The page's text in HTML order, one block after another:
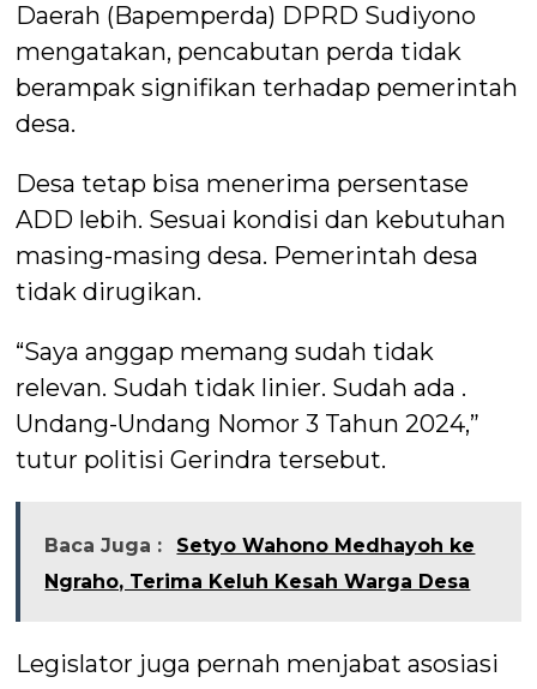
Daerah (Bapemperda) DPRD Sudiyono
mengatakan, pencabutan perda tidak
berampak signifikan terhadap pemerintah
desa.
Desa tetap bisa menerima persentase
ADD lebih. Sesuai kondisi dan kebutuhan
masing-masing desa. Pemerintah desa
tidak dirugikan.
“Saya anggap memang sudah tidak
relevan. Sudah tidak linier. Sudah ada .
Undang-Undang Nomor 3 Tahun 2024,”
tutur politisi Gerindra tersebut.
Baca Juga :
Setyo Wahono Medhayoh ke
Ngraho, Terima Keluh Kesah Warga Desa
Legislator juga pernah menjabat asosiasi